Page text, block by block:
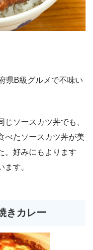
県B級グルメで不味い
じソースカツ丼でも、
べたソースカツ丼が美
。好みにもよります
す。
きカレー